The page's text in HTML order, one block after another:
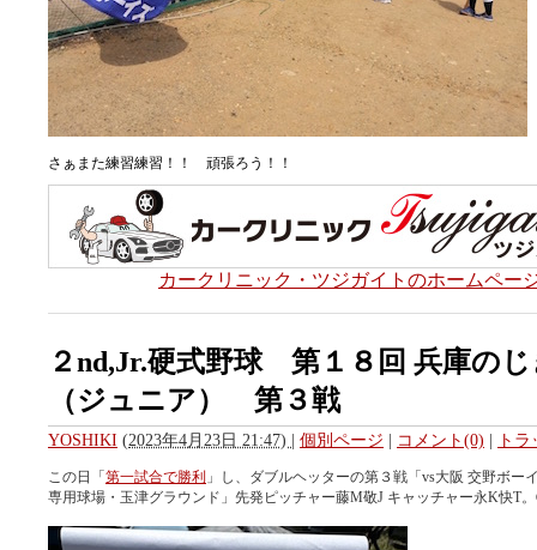
さぁまた練習練習！！ 頑張ろう！！
カークリニック・ツジガイトのホームペー
２nd,Jr.硬式野球 第１８回 兵庫の
（ジュニア） 第３戦
YOSHIKI (2023年4月23日 21:47) | 個別ページ | コメント(0) | ト
この日「第一試合で勝利 」し、ダブルヘッターの第３戦「vs大阪 交野ボー
専用球場・玉津グラウンド」先発ピッチャー藤M敬J キャッチャー永K快T